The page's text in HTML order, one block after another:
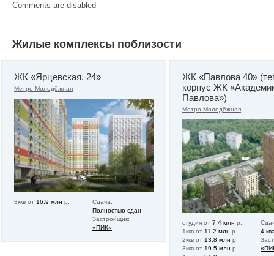
Comments are disabled
Жилые комплексы поблизости
ЖК «Ярцевская, 24»
Метро Молодёжная
3ккв от 16.9 млн р.
Сдача:
Полностью сдан
Застройщик:
«ПИК»
ЖК «Павлова 40»
корпус ЖК
Павлова»)
Метро Молодёжная
студия от 7.4 млн р.
1ккв от 11.2 млн р.
2ккв от 13.8 млн р.
3ккв от 19.5 млн р.
4